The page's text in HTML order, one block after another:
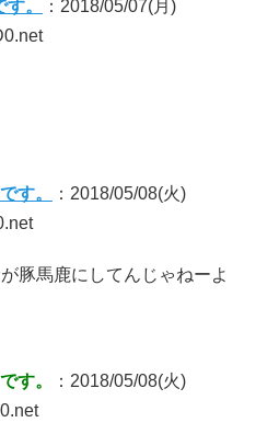
。
：2018/05/07(月)
す。
：2018/05/08(火)
豚馬鹿にしてんじゃねーよ
す。
：2018/05/08(火)